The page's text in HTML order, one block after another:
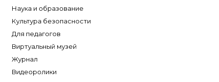
Наука и образование
Культура безопасности
Для педагогов
Виртуальный музей
Журнал
Видеоролики